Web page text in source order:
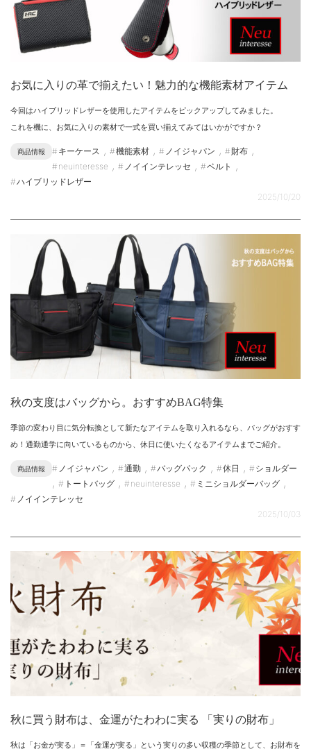
お気に入りの革で揃えたい！魅力的な機能素材アイテム
今回はハイブリッドレザーを使用したアイテムをピックアップしてみました。
これを機に、お気に入りの素材で一式を買い揃えてみてはいかがですか？
商品情報 キーケース , 機能素材 , ノイジャパン , 財布 ,
neuinteresse , ノイインテレッセ , ベルト ,
ハイブリッドレザー
2025/10/20
秋の支度はバッグから。おすすめBAG特集
季節の変わり目に気分転換として新たなアイテムを取り入れるなら、バッグがおすす
め！通勤通学に向いているものから、休日に使いたくなるアイテムまでご紹介。
商品情報 ノイジャパン , 通勤 , バッグパック , 休日 , ショルダー
, トートバッグ , neuinteresse , ミニショルダーバッグ ,
ノイインテレッセ
2025/10/03
秋に買う財布は、金運がたわわに実る 「実りの財布」
秋は「お金が実る」＝「金運が実る」という実りの多い収穫の季節として、お財布を